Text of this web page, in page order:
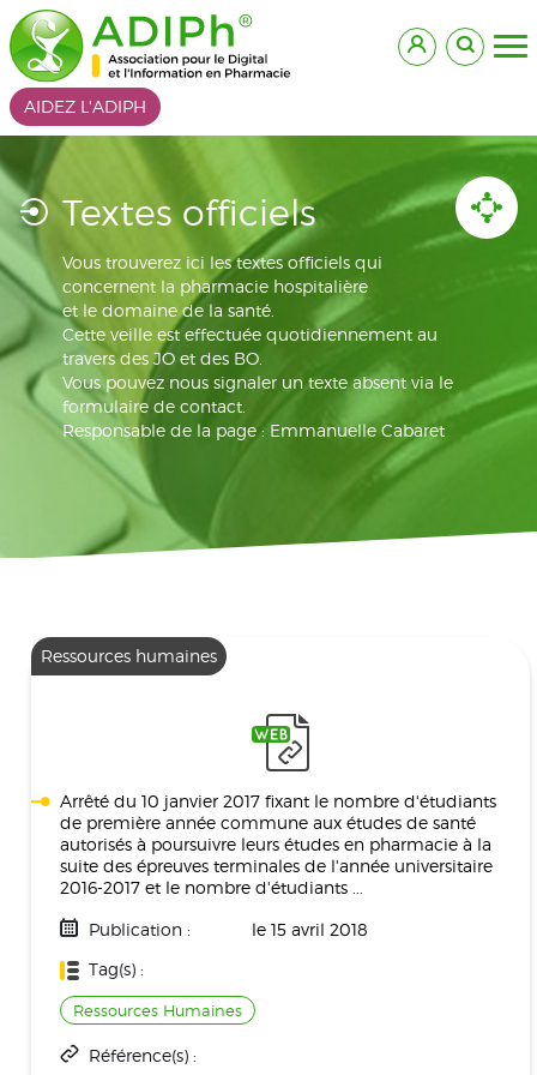
AIDEZ L'ADIPH
Textes officiels
Vous trouverez ici les textes officiels qui
concernent la pharmacie hospitalière
et le domaine de la santé.
Cette veille est effectuée quotidiennement au
travers des JO et des BO.
Vous pouvez nous signaler un texte absent via le
formulaire de contact.
Responsable de la page : Emmanuelle Cabaret
Ressources humaines
Arrêté du 10 janvier 2017 fixant le nombre d'étudiants
de première année commune aux études de santé
autorisés à poursuivre leurs études en pharmacie à la
suite des épreuves terminales de l'année universitaire
2016-2017 et le nombre d'étudiants ...
Publication :
le 15 avril 2018
Tag(s) :
Ressources Humaines
Référence(s) :